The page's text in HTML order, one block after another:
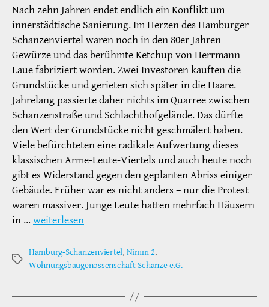
Nach zehn Jahren endet endlich ein Konflikt um
innerstädtische Sanierung. Im Herzen des Hamburger
Schanzenviertel waren noch in den 80er Jahren
Gewürze und das berühmte Ketchup von Herrmann
Laue fabriziert worden. Zwei Investoren kauften die
Grundstücke und gerieten sich später in die Haare.
Jahrelang passierte daher nichts im Quarree zwischen
Schanzenstraße und Schlachthofgelände. Das dürfte
den Wert der Grundstücke nicht geschmälert haben.
Viele befürchteten eine radikale Aufwertung dieses
klassischen Arme-Leute-Viertels und auch heute noch
gibt es Widerstand gegen den geplanten Abriss einiger
Gebäude. Früher war es nicht anders – nur die Protest
waren massiver. Junge Leute hatten mehrfach Häusern
in … weiterlesen
Schlagwörter
Hamburg-Schanzenviertel, Nimm 2,
Wohnungsbaugenossenschaft Schanze e.G.